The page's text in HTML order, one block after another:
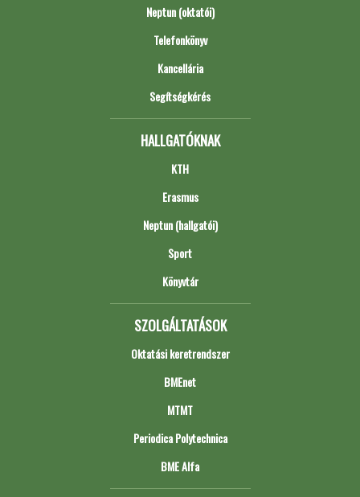
Neptun (oktatói)
Telefonkönyv
Kancellária
Segítségkérés
HALLGATÓKNAK
KTH
Erasmus
Neptun (hallgatói)
Sport
Könyvtár
SZOLGÁLTATÁSOK
Oktatási keretrendszer
BMEnet
MTMT
Periodica Polytechnica
BME Alfa